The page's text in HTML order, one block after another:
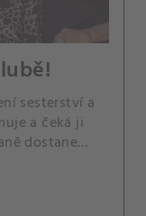
sesterství a
a čeká ji
dostane